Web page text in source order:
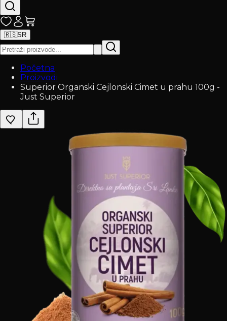
🇷🇸SR
Početna
Proizvodi
Superior Organski Cejlonski Cimet u prahu 100g -
Just Superior